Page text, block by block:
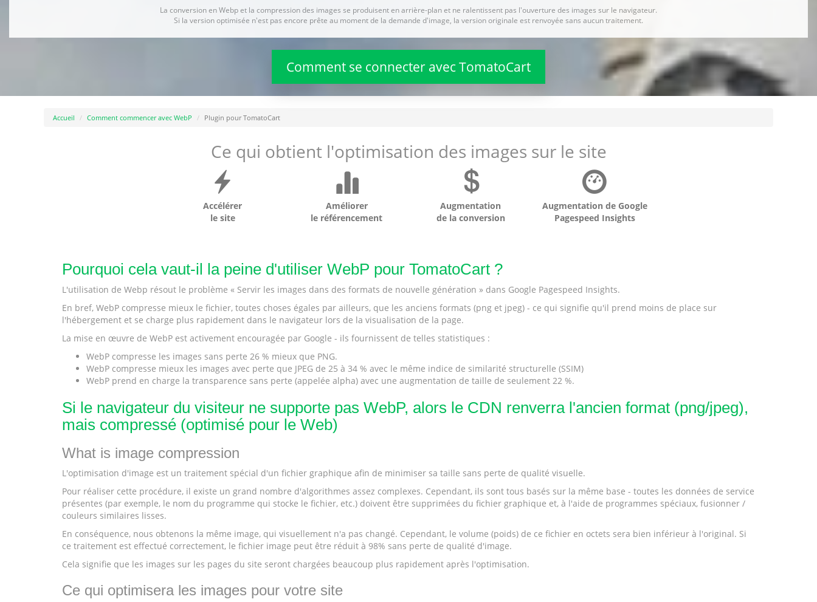
La conversion en Webp et la compression des images se produisent en arrière-plan et ne ralentissent pas l'ouverture des images sur le navigateur.
Si la version optimisée n'est pas encore prête au moment de la demande d'image, la version originale est renvoyée sans aucun traitement.
Comment se connecter avec TomatoCart
Accueil Comment commencer avec WebP Plugin pour TomatoCart
Ce qui obtient l'optimisation des images sur le site
Accélérer
le site
Améliorer
le référencement
Augmentation
de la conversion
Augmentation de Google
Pagespeed Insights
Pourquoi cela vaut-il la peine d'utiliser WebP pour TomatoCart ?
L'utilisation de Webp résout le problème « Servir les images dans des formats de nouvelle génération » dans Google Pagespeed Insights.
En bref, WebP compresse mieux le fichier, toutes choses égales par ailleurs, que les anciens formats (png et jpeg) - ce qui signifie qu'il prend moins de place sur
l'hébergement et se charge plus rapidement dans le navigateur lors de la visualisation de la page.
La mise en œuvre de WebP est activement encouragée par Google - ils fournissent de telles statistiques :
WebP compresse les images sans perte 26 % mieux que PNG.
WebP compresse mieux les images avec perte que JPEG de 25 à 34 % avec le même indice de similarité structurelle (SSIM)
WebP prend en charge la transparence sans perte (appelée alpha) avec une augmentation de taille de seulement 22 %.
Si le navigateur du visiteur ne supporte pas WebP, alors le CDN renverra l'ancien format (png/jpeg),
mais compressé (optimisé pour le Web)
What is image compression
L'optimisation d'image est un traitement spécial d'un fichier graphique afin de minimiser sa taille sans perte de qualité visuelle.
Pour réaliser cette procédure, il existe un grand nombre d'algorithmes assez complexes. Cependant, ils sont tous basés sur la même base - toutes les données de service
présentes (par exemple, le nom du programme qui stocke le fichier, etc.) doivent être supprimées du fichier graphique et, à l'aide de programmes spéciaux, fusionner /
couleurs similaires lisses.
En conséquence, nous obtenons la même image, qui visuellement n'a pas changé. Cependant, le volume (poids) de ce fichier en octets sera bien inférieur à l'original. Si
ce traitement est effectué correctement, le fichier image peut être réduit à 98% sans perte de qualité d'image.
Cela signifie que les images sur les pages du site seront chargées beaucoup plus rapidement après l'optimisation.
Ce qui optimisera les images pour votre site